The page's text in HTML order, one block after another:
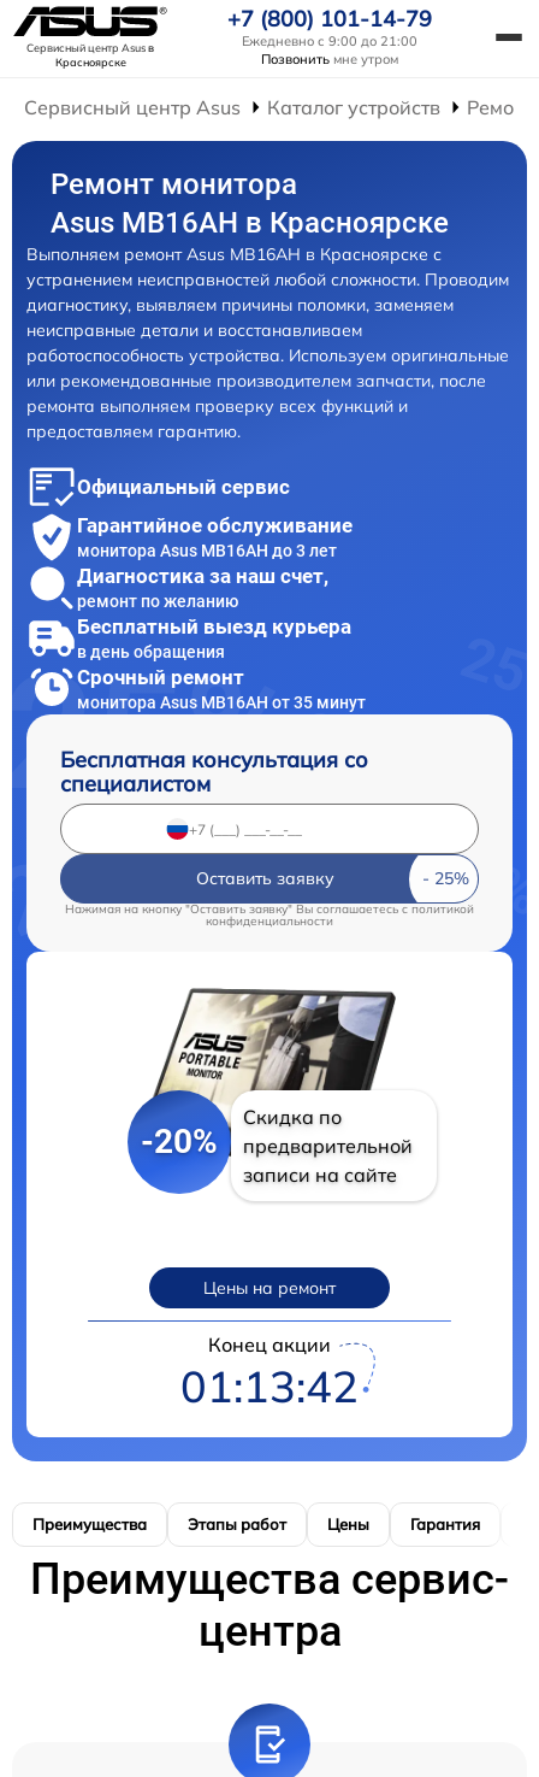
Сервисный центр Asusв
Красноярске
+7 (800) 101-14-79
Ежедневно с 9:00 до 21:00
Позвонить мне утром
Сервисный центр Asus Каталог устройств
Ремонт монитора
Asus MB16AH в Красноярске
Выполняем ремонт Asus MB16AH в Красноярске с
устранением неисправностей любой сложности. Проводим
диагностику, выявляем причины поломки, заменяем
неисправные детали и восстанавливаем
работоспособность устройства. Используем оригинальные
или рекомендованные производителем запчасти, после
ремонта выполняем проверку всех функций и
предоставляем гарантию.
Официальный сервис
Гарантийное обслуживание
монитора Asus MB16AH до 3 лет
Диагностика за наш счет,
ремонт по желанию
Бесплатный выезд курьера
в день обращения
Срочный ремонт
монитора Asus MB16AH от 35 минут
Бесплатная консультация со
специалистом
Оставить заявку
Нажимая на кнопку "Оставить заявку" Вы соглашаетесь c политикой
конфиденциальности
-20%
Скидка по
предварительной
записи на сайте
Цены на ремонт
Конец акции
01:13:41
Преимущества Этапы работ Цены Гарантия
Преимущества сервис-
центра